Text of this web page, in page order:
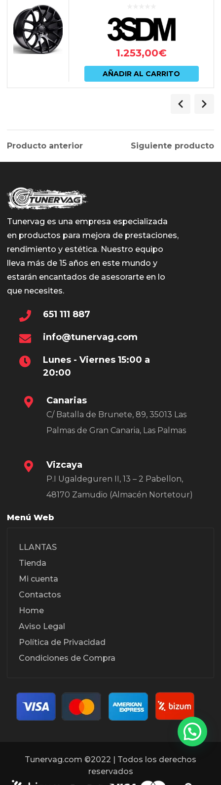
1.253,00€
AÑADIR AL CARRITO
Producto anterior Siguiente producto
Tunervag es una empresa especializada
en productos para mejora de prestaciones,
rendimiento y estética. Nuestro equipo
lleva más de 15 años en este mundo y
estarán encantados de asesorarte en lo
que necesites.
651 111 887
info@tunervag.com
Lunes - Viernes 15:00 a
20:00
Canarias
C/ Batalla de Brunete, 89, 35013 Las
Palmas de Gran Canaria, Las Palmas
Vizcaya
P.I Ugaldeguren II, 13 – 2 Pabellon,
48170 Zamudio (Almacén Nortetour)
Menú Web
LLANTAS
Tienda
Mi cuenta
Contactos
Home
Aviso Legal
Política de Privacidad
Condiciones de Compra
Tunervag.com ©2022 | Todos los derechos
reservados